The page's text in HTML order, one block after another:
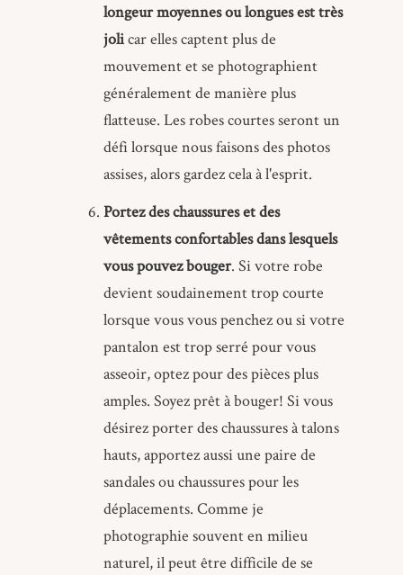
longeur moyennes ou longues est très
jolicar elles captent plus de
mouvement et se photographient
généralement de manière plus
flatteuse. Les robes courtes seront un
défi lorsque nous faisons des photos
assises, alors gardez cela à l'esprit.
Portez des chaussures et des
vêtements confortables dans lesquels
vous pouvez bouger. Si votre robe
devient soudainement trop courte
lorsque vous vous penchez ou si votre
pantalon est trop serré pour vous
asseoir, optez pour des pièces plus
amples. Soyez prêt à bouger! Si vous
désirez porter des chaussures à talons
hauts, apportez aussi une paire de
sandales ou chaussures pour les
déplacements. Comme je
photographie souvent en milieu
naturel, il peut être difficile de se